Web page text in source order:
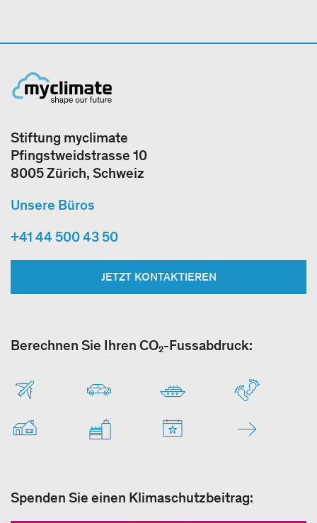
Stiftung myclimate
Pfingstweidstrasse 10
8005 Zürich, Schweiz
Unsere Büros
+41 44 500 43 50
JETZT KONTAKTIEREN
Berechnen Sie Ihren CO₂-Fussabdruck:
Spenden Sie einen Klimaschutzbeitrag: